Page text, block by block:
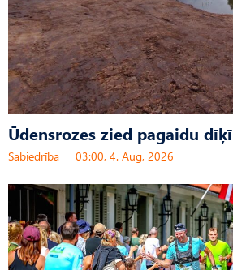
Ūdensrozes zied pagaidu dīķī
Sabiedrība 03:00, 4. Aug, 2026